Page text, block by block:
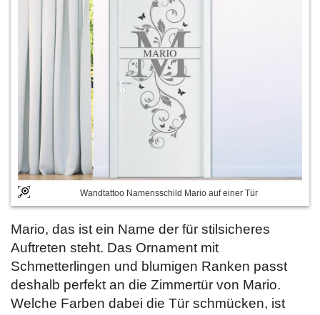
Wandtattoo Namensschild Mario auf einer Tür
Mario, das ist ein Name der für stilsicheres
Auftreten steht. Das Ornament mit
Schmetterlingen und blumigen Ranken passt
deshalb perfekt an die Zimmertür von Mario.
Welche Farben dabei die Tür schmücken, ist